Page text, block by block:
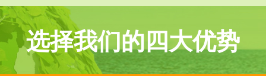
选择我们的四大优势